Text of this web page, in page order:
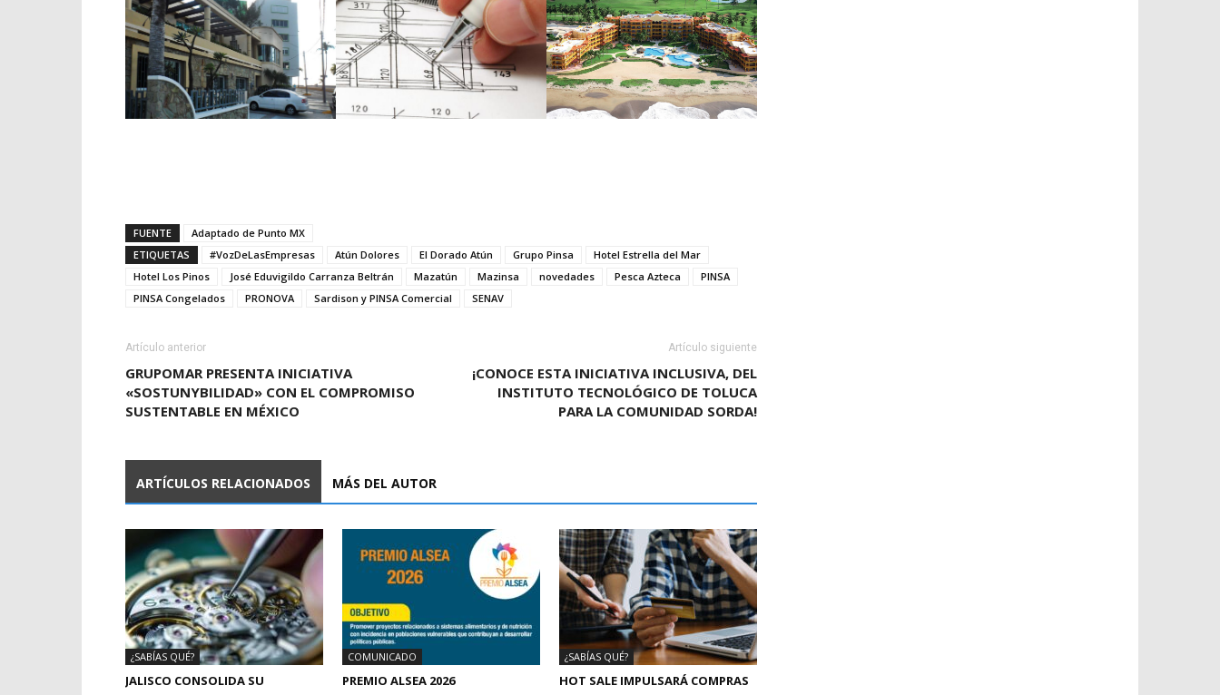
FUENTE
Adaptado de Punto MX
ETIQUETAS
#VozDeLasEmpresas Atún Dolores El Dorado Atún Grupo Pinsa
Hotel Estrella del Mar
Hotel Los Pinos
José Eduvigildo Carranza Beltrán Mazatún Mazinsa novedades Pesca Azteca
PINSA
PINSA Congelados
PRONOVA Sardison y PINSA Comercial SENAV
Artículo anterior
GRUPOMAR PRESENTA INICIATIVA
«SOSTUNYBILIDAD» CON EL COMPROMISO
SUSTENTABLE EN MÉXICO
Artículo siguiente
¡CONOCE ESTA INICIATIVA INCLUSIVA, DEL
INSTITUTO TECNOLÓGICO DE TOLUCA
PARA LA COMUNIDAD SORDA!
ARTÍCULOS RELACIONADOS MÁS DEL AUTOR
¿SABÍAS QUÉ?
JALISCO CONSOLIDA SU
COMUNICADO
PREMIO ALSEA 2026
¿SABÍAS QUÉ?
HOT SALE IMPULSARÁ COMPRAS